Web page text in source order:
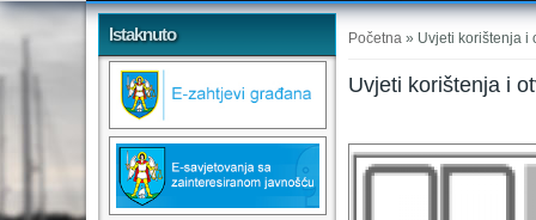
Vi ste ovdje
Početna » Uvjeti korištenja i
Uvjeti korištenja i
Istaknuto